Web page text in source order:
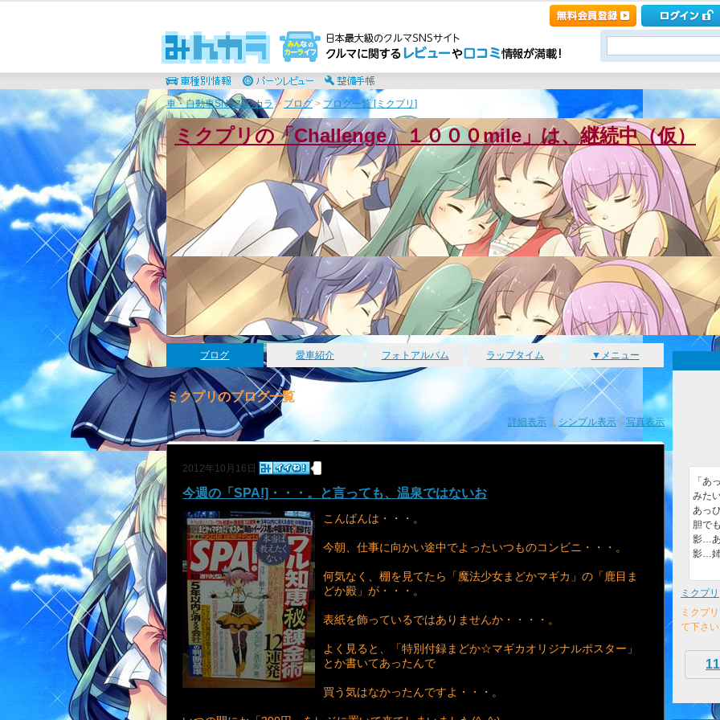
車・自動車SNSみんカラ> ブログ> ブログ一覧 [ミクプリ]
ミクプリの「Challenge １０００mile」は、継続中（仮）
ブログ 愛車紹介 フォトアルバム ラップタイム ▼メニュー
ミクプリのブログ一覧
詳細表示 ｜ シンプル表示 写真表示
2012年10月16日
今週の「SPA!]・・・。と言っても、温泉ではないお
こんばんは・・・。
今朝、仕事に向かい途中でよったいつものコンビニ・・・。
何気なく、棚を見てたら「魔法少女まどかマギカ」の「鹿目ま
どか殿」が・・・。
表紙を飾っているではありませんか・・・・。
よく見ると、「特別付録まどか☆マギカオリジナルポスター」
とか書いてあったんで
買う気はなかったんですよ・・・。
「あ
みた
あっ
胆で
影…
影…
ミクプリ
ミクプ
て下さ